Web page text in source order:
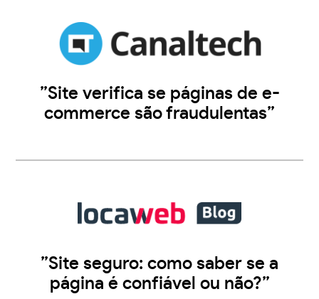
”Site verifica se páginas de e-
commerce são fraudulentas”
”Site seguro: como saber se a
página é confiável ou não?”